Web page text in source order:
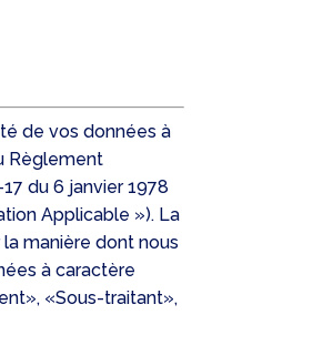
de vos données à
Règlement
du 6 janvier 1978
Applicable »). La
manière dont nous
à caractère
«Sous-traitant»,